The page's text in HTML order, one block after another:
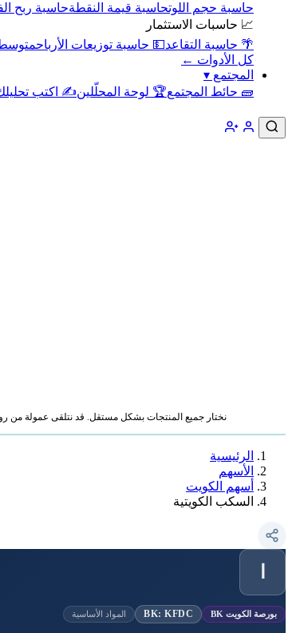
حاسبة حجم اللوتحاسبة قيمة النقطةحاسبة ربح
📈 حاسبات الاستثمار
🌴 حاسبة التقاعد💵 حاسبة توزيعات الأرباح
كل الأدوات ←
المجتمع ▾
🧱 حائط المجتمع🏆 لوحة المحلّلين✍️ اكتب
نختار جميع المنتجات بشكل مستقل. قد نتلقى عمولة من
الرئيسية
الأسهم
أسهم الكويت
السكب الكويتية
بورصة الكويت BK BK: KFDC المواد الأساسية